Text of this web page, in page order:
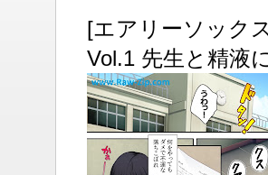
[エアリーソック
Vol.1 先生と精液